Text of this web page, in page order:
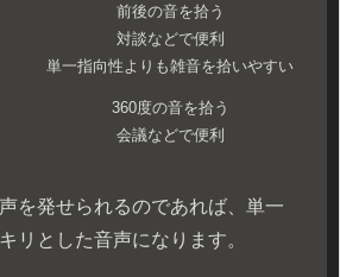
前後の音を拾う
対談などで便利
単一指向性よりも雑音を拾いやすい
360度の音を拾う
会議などで便利
を発せられるのであれば、単一
リとした音声になります。